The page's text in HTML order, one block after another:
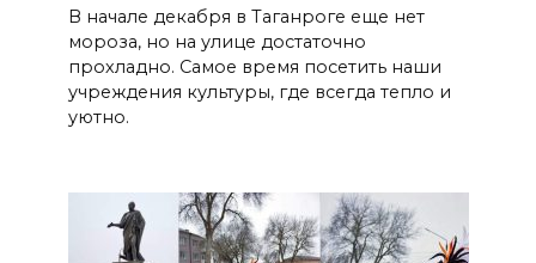
В начале декабря в Таганроге еще нет
мороза, но на улице достаточно
прохладно. Самое время посетить наши
учреждения культуры, где всегда тепло и
уютно.